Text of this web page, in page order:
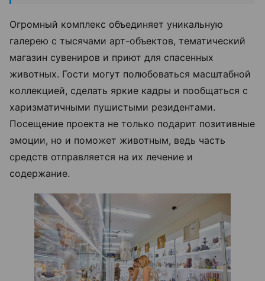
Огромный комплекс объединяет уникальную
галерею с тысячами арт-объектов, тематический
магазин сувениров и приют для спасенных
животных. Гости могут полюбоваться масштабной
коллекцией, сделать яркие кадры и пообщаться с
харизматичными пушистыми резидентами.
Посещение проекта не только подарит позитивные
эмоции, но и поможет животным, ведь часть
средств отправляется на их лечение и
содержание.